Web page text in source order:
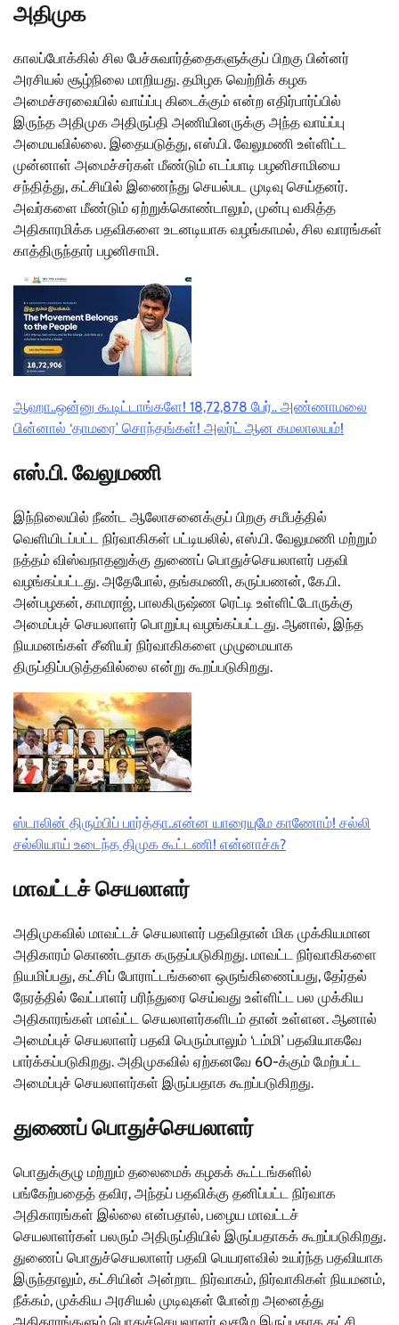
அதிமுக
காலப்போக்கில் சில பேச்சுவார்த்தைகளுக்குப் பிறகு பின்னர்
அரசியல் சூழ்நிலை மாறியது. தமிழக வெற்றிக் கழக
அமைச்சரவையில் வாய்ப்பு கிடைக்கும் என்ற எதிர்பார்ப்பில்
இருந்த அதிமுக அதிருப்தி அணியினருக்கு அந்த வாய்ப்பு
அமையவில்லை. இதையடுத்து, எஸ்.பி. வேலுமணி உள்ளிட்ட
முன்னாள் அமைச்சர்கள் மீண்டும் எடப்பாடி பழனிசாமியை
சந்தித்து, கட்சியில் இணைந்து செயல்பட முடிவு செய்தனர்.
அவர்களை மீண்டும் ஏற்றுக்கொண்டாலும், முன்பு வகித்த
அதிகாரமிக்க பதவிகளை உடனடியாக வழங்காமல், சில வாரங்கள்
காத்திருந்தார் பழனிசாமி.
ஆஹா..ஒன்னு கூடிட்டாங்களே! 18,72,878 பேர்.. அண்ணாமலை
பின்னால் ‘தாமரை’ சொந்தங்கள்! அலர்ட் ஆன கமலாலயம்!
எஸ்.பி. வேலுமணி
இந்நிலையில் நீண்ட ஆலோசனைக்குப் பிறகு சமீபத்தில்
வெளியிடப்பட்ட நிர்வாகிகள் பட்டியலில், எஸ்.பி. வேலுமணி மற்றும்
நத்தம் விஸ்வநாதனுக்கு துணைப் பொதுச்செயலாளர் பதவி
வழங்கப்பட்டது. அதேபோல், தங்கமணி, கருப்பணன், கே.பி.
அன்பழகன், காமராஜ், பாலகிருஷ்ண ரெட்டி உள்ளிட்டோருக்கு
அமைப்புச் செயலாளர் பொறுப்பு வழங்கப்பட்டது. ஆனால், இந்த
நியமனங்கள் சீனியர் நிர்வாகிகளை முழுமையாக
திருப்திப்படுத்தவில்லை என்று கூறப்படுகிறது.
ஸ்டாலின் திரும்பிப் பார்த்தா..என்ன யாரையுமே காணோம்! சல்லி
சல்லியாய் உடைந்த திமுக கூட்டணி! என்னாச்சு?
மாவட்டச் செயலாளர்
அதிமுகவில் மாவட்டச் செயலாளர் பதவிதான் மிக முக்கியமான
அதிகாரம் கொண்டதாக கருதப்படுகிறது. மாவட்ட நிர்வாகிகளை
நியமிப்பது, கட்சிப் போராட்டங்களை ஒருங்கிணைப்பது, தேர்தல்
நேரத்தில் வேட்பாளர் பரிந்துரை செய்வது உள்ளிட்ட பல முக்கிய
அதிகாரங்கள் மாவ்ட்ட செயலாளர்களிடம் தான் உள்ளன. ஆனால்
அமைப்புச் செயலாளர் பதவி பெரும்பாலும் ‘டம்மி’ பதவியாகவே
பார்க்கப்படுகிறது. அதிமுகவில் ஏற்கனவே 60-க்கும் மேற்பட்ட
அமைப்புச் செயலாளர்கள் இருப்பதாக கூறப்படுகிறது.
துணைப் பொதுச்செயலாளர்
பொதுக்குழு மற்றும் தலைமைக் கழகக் கூட்டங்களில்
பங்கேற்பதைத் தவிர, அந்தப் பதவிக்கு தனிப்பட்ட நிர்வாக
அதிகாரங்கள் இல்லை என்பதால், பழைய மாவட்டச்
செயலாளர்கள் பலரும் அதிருப்தியில் இருப்பதாகக் கூறப்படுகிறது.
துணைப் பொதுச்செயலாளர் பதவி பெயரளவில் உயர்ந்த பதவியாக
இருந்தாலும், கட்சியின் அன்றாட நிர்வாகம், நிர்வாகிகள் நியமனம்,
நீக்கம், முக்கிய அரசியல் முடிவுகள் போன்ற அனைத்து